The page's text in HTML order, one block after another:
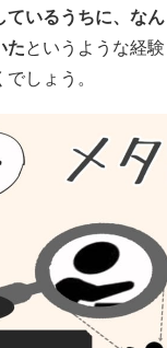
ているうちに、な
たというような経
しょう。